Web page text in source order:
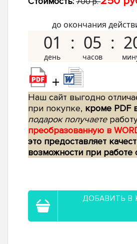
до окончания
01 05
+
Наш сайт выгодно
при покупке, кроме PDF
подарок получаете
преобразованную в
это предоставляет
возможности при работе
ДОБАВИТЬ В